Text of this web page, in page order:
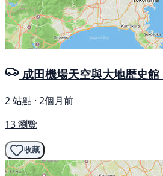
成田機場天空與大地歴史
2 站點 · 2個月前
13 瀏覽
收藏